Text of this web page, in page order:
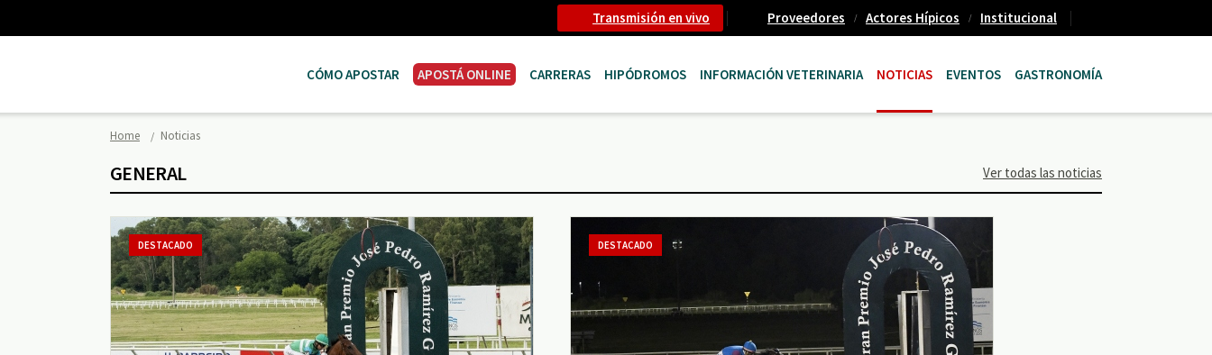
Transmisión en vivo Proveedores Actores Hípicos Institucional
CÓMO APOSTAR APOSTÁ ONLINE CARRERAS HIPÓDROMOS INFORMACIÓN VETERINARIA NOTICIAS EVENTOS GASTRONOMÍA
Home Noticias
GENERAL Ver todas las noticias
DESTACADO DESTACADO